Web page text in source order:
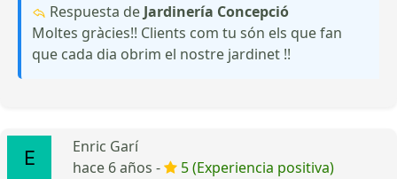
Respuesta de Jardinería Concepció
Moltes gràcies!! Clients com tu són els que fan
que cada dia obrim el nostre jardinet !!
Enric Garí
hace 6 años -
5 (Experiencia positiva)